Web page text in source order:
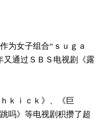
为女子组合“ｓｕｇａ
又通过ＳＢＳ电视剧《露
ｋｉｃｋ》、《巨
吗》等电视剧积攒了超